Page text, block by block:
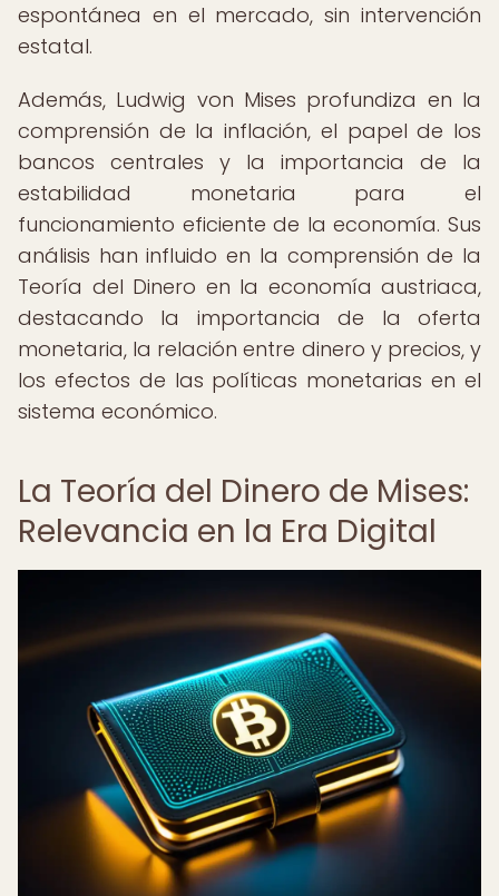
espontánea en el mercado, sin intervención
estatal.
Además, Ludwig von Mises profundiza en la
comprensión de la inflación, el papel de los
bancos centrales y la importancia de la
estabilidad monetaria para el
funcionamiento eficiente de la economía. Sus
análisis han influido en la comprensión de la
Teoría del Dinero en la economía austriaca,
destacando la importancia de la oferta
monetaria, la relación entre dinero y precios, y
los efectos de las políticas monetarias en el
sistema económico.
La Teoría del Dinero de Mises:
Relevancia en la Era Digital